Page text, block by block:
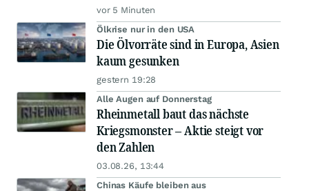
vor 5 Minuten
Ölkrise nur in den USA
Die Ölvorräte sind in Europa, Asien
kaum gesunken
gestern 19:28
Alle Augen auf Donnerstag
Rheinmetall baut das nächste
Kriegsmonster – Aktie steigt vor
den Zahlen
03.08.26, 13:44
Chinas Käufe bleiben aus